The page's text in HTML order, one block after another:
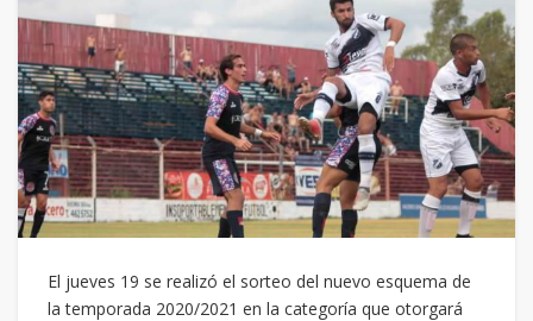
El jueves 19 se realizó el sorteo del nuevo esquema de
la temporada 2020/2021 en la categoría que otorgará